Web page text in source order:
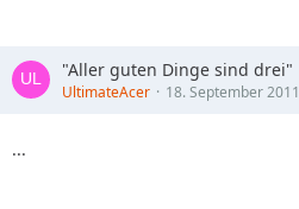
"Aller guten Dinge sind drei"
UltimateAcer 18. September 2011
...